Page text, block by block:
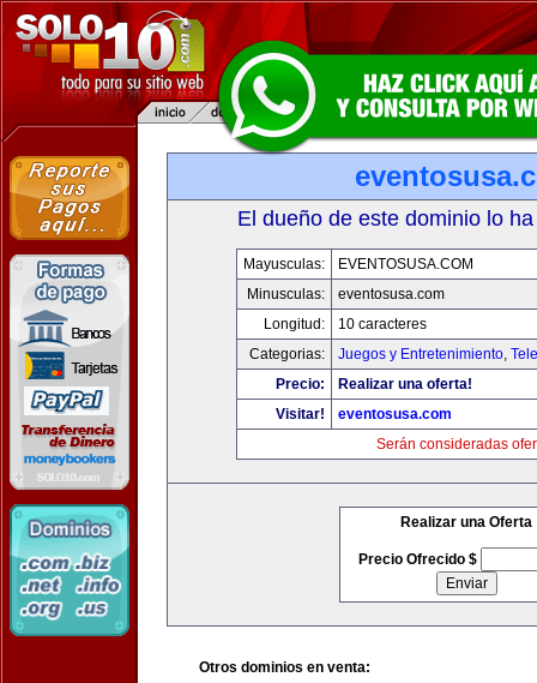
El dueño de este dominio lo
Mayusculas:
EVENTOSUSA.COM
Minusculas:
eventosusa.com
Longitud:
10 caracteres
Categorias:
Juegos y Entretenimiento,
Precio:
Realizar una oferta!
Visitar!
eventosusa.com
Serán consideradas
Realizar una Oferta
Precio Ofrecido $
Otros dominios en venta: